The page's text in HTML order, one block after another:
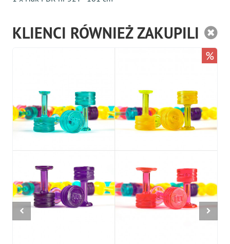
KLIENCI RÓWNIEŻ ZAKUPILI
%